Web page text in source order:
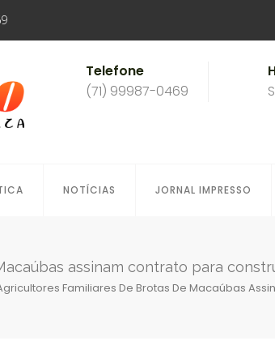
Telefone
(71) 99987-0469
NOTÍCIAS JORNAL IMPRESSO
assinam contrato para
Familiares De Brotas De Macaúbas